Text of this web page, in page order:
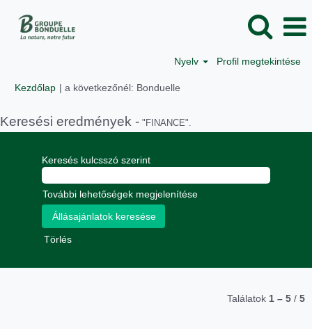
Nyelv Profil megtekintése
Kezdőlap | a következőnél: Bonduelle
Keresési eredmények - "FINANCE".
Keresés kulcsszó szerint
További lehetőségek megjelenítése
Törlés
Találatok 1 – 5 / 5